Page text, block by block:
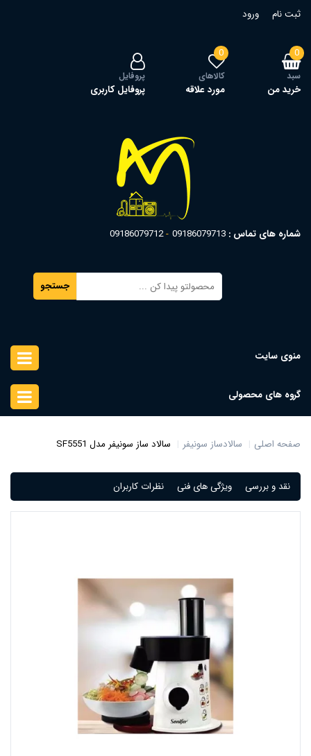
ثبت نام ورود
0
سبد
خرید من
0
کالاهای
مورد علاقه
پروفایل
پروفایل کاربری
شماره های تماس : 09186079713
09186079712
جستجو
منوی سایت
گروه های محصولی
صفحه اصلی سالادساز سونیفر سالاد ساز سونیفر مدل SF5551
نقد و بررسی ویژگی های فنی نظرات کاربران